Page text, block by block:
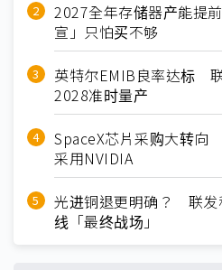
2027全年存储器产能提
宣」只怕买不够
英特尔EMIB良率达标
2028准时量产
SpaceX芯片采购大转
采用NVIDIA
光进铜退更明确？ 联发
线「最终战场」